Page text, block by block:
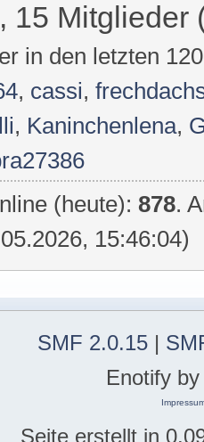
15 Mitglieder
in den letzten
, cassi,
, Kaninchenlena,
(heute): 878.
15:46:04)
SMF 2.0.15 |
Enotify
Seite erstellt in